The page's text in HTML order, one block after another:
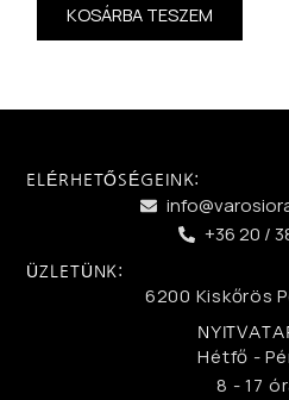
KOSÁRBA TESZEM
ELÉRHETŐSÉGEINK:
+36 20 /
ÜZLETÜNK:
6200 Kiskőrös
Hétfő -
8 - 17